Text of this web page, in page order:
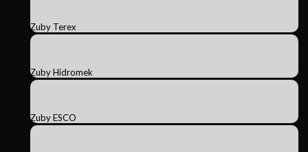
Zuby Terex
Zuby Hidromek
Zuby ESCO